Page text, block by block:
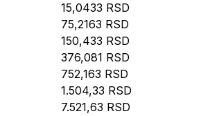
15,0433 RSD
75,2163 RSD
150,433 RSD
376,081 RSD
752,163 RSD
1.504,33 RSD
7.521,63 RSD